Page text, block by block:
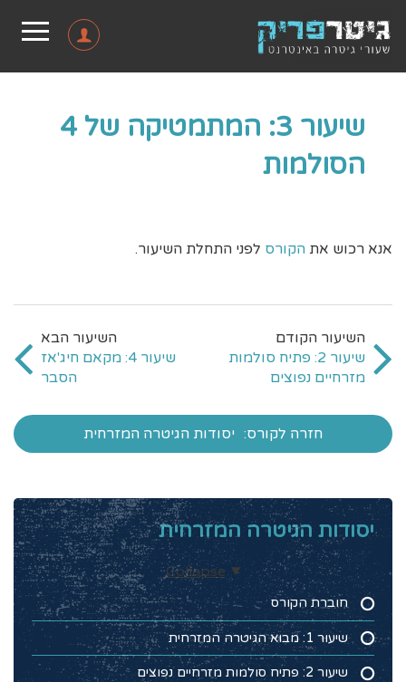
שיעור 3: המתמטיקה של 4
הסולמות
אנא רכוש את הקורס לפני התחלת השיעור.
שיעור 2: פתיח סולמות
מזרחיים נפוצים
שיעור 4: מקאם חיג'אז
הסבר
חזרה לקורס: יסודות הגיטרה המזרחית
יסודות הגיטרה המזרחית
Collapse
חוברת הקורס
שיעור 1: מבוא הגיטרה המזרחית
שיעור 2: פתיח סולמות מזרחיים נפוצים